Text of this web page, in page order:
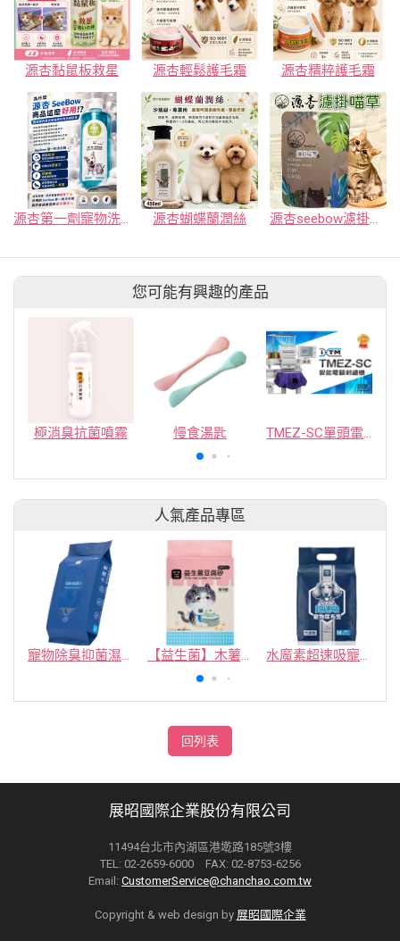
源杏黏鼠板救星 源杏輕鬆護毛霜 源杏精粹護毛霜
源杏蝴蝶蘭潤絲 源杏seebow濾掛喵草
您可能有興趣的產品
極消臭抗菌噴霧 慢食湯匙 TMEZ-SC單頭電腦刺繡機
人氣產品專區
寵物除臭抑菌濕紙巾／30抽／無味【4包100】 【益生菌】木薯豆腐砂/豆腐砂 (1包最低$119起)抽貓砂機 水魔素超速吸寵物尿布墊買1送1
回列表
展昭國際企業股份有限公司
11494台北市內湖區港墘路185號3樓
TEL: 02-2659-6000 FAX: 02-8753-6256
Email: CustomerService@chanchao.com.tw
Copyright & web design by 展昭國際企業